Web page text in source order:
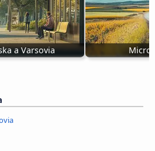
a Varsovia